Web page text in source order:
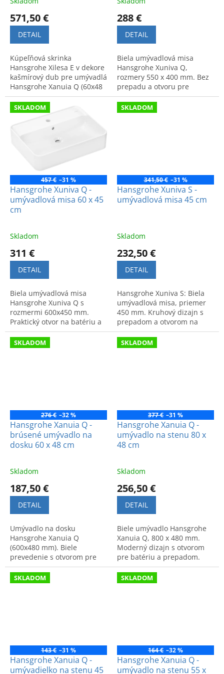
571,50 €
DETAIL
Kúpeľňová skrinka
Hansgrohe Xilesa E v dekore
kašmírový dub pre umývadlá
Hansgrohe Xanuia Q (60x48
cm). Elegantný dizajn a
vysoká kvalita značky
Hansgrohe.
288 €
DETAIL
Biela umývadlová misa
Hansgrohe Xuniva Q,
rozmery 550 x 400 mm. Bez
prepadu a otvoru pre
batériu. Moderný dizajn a
prvotriedna kvalita.
SKLADOM
457 € –31 %
Hansgrohe Xuniva Q -
umývadlová misa 60 x 45
cm
Skladom
311 €
DETAIL
Biela umývadlová misa
Hansgrohe Xuniva Q s
rozmermi 600x450 mm.
Praktický otvor na batériu a
prepad. Kvalitná sanitárna
keramika.
SKLADOM
341,50 € –31 %
Hansgrohe Xuniva S -
umývadlová misa 45 cm
Skladom
232,50 €
DETAIL
Hansgrohe Xuniva S: Biela
umývadlová misa, priemer
450 mm. Kruhový dizajn s
prepadom a otvorom na
batériu. Moderný vzhľad a
vysoká kvalita materiálov.
SKLADOM
276 € –32 %
Hansgrohe Xanuia Q -
brúsené umývadlo na
dosku 60 x 48 cm
Skladom
187,50 €
DETAIL
Umývadlo na dosku
Hansgrohe Xanuia Q
(600x480 mm). Biele
prevedenie s otvorom pre
batériu a prepadom,
brúsená spodná strana a
moderný dizajn.
SKLADOM
377 € –31 %
Hansgrohe Xanuia Q -
umývadlo na stenu 80 x
48 cm
Skladom
256,50 €
DETAIL
Biele umývadlo Hansgrohe
Xanuia Q, 800 x 480 mm.
Moderný dizajn s otvorom
pre batériu a prepadom.
Praktické a kvalitné riešenie
do každej kúpeľne.
SKLADOM
143 € –31 %
Hansgrohe Xanuia Q -
umývadielko na stenu 45
SKLADOM
164 € –32 %
Hansgrohe Xanuia Q -
umývadlo na stenu 55 x